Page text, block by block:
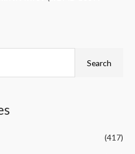
Search
(417)